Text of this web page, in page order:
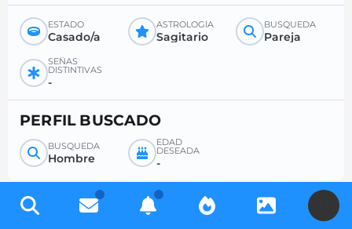
ESTADO
Casado/a
ASTROLOGÍA
Sagitario
BÚSQUEDA
Pareja
SEÑAS
DISTINTIVAS
-
PERFIL BUSCADO
BÚSQUEDA
Hombre
EDAD
DESEADA
-
Regístrese gratis para acceder a miles de perfiles y